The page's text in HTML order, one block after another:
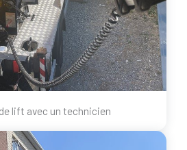
lift avec un technicien